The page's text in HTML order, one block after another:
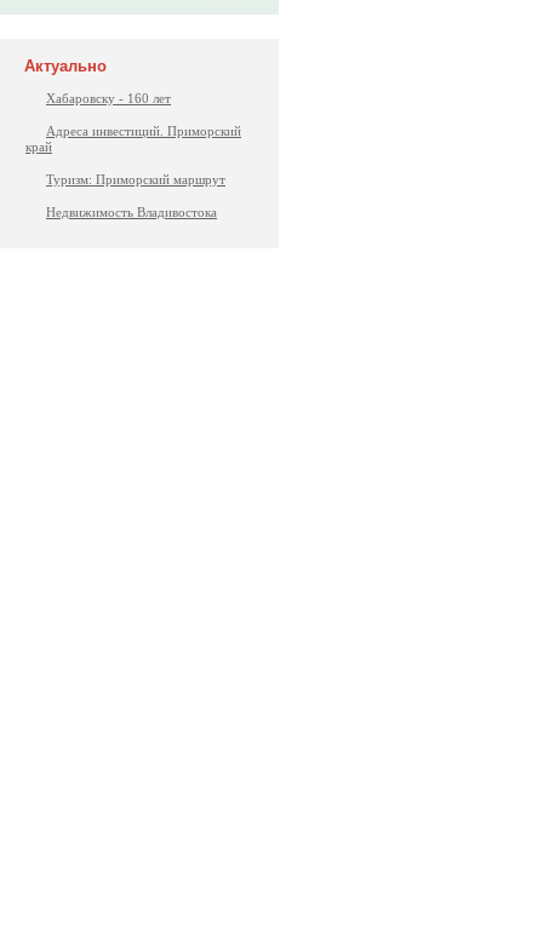
Актуально
Хабаровску - 160 лет
Адреса инвестиций. Приморский
край
Туризм: Приморский маршрут
Недвижимость Владивостока